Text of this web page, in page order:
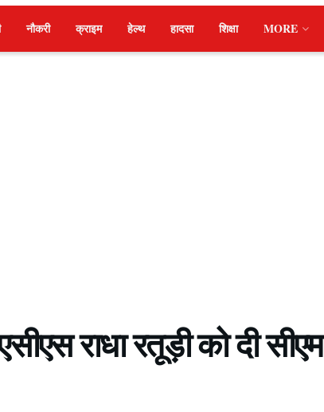
नौकरी क्राइम हेल्थ हादसा शिक्षा MORE
राधा रतूड़ी को दी सीएम